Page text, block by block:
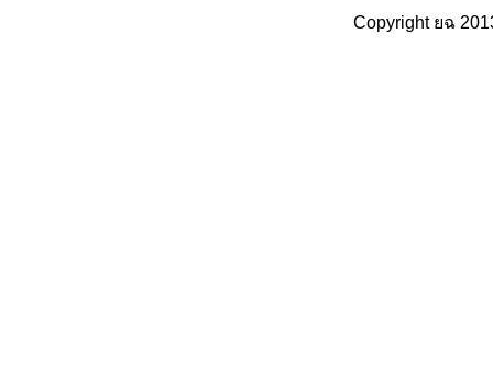
Copyright ยฉ